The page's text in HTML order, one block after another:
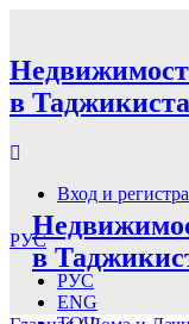
в
Вход и
РУС
РУС
ENG
в